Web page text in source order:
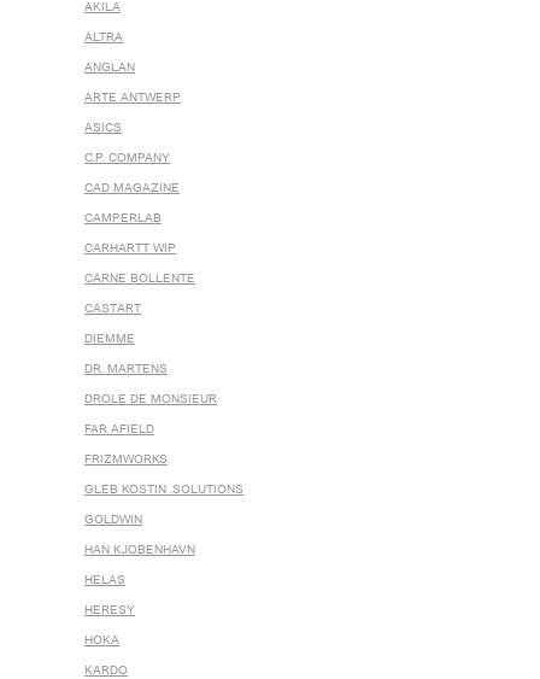
AKILA
ALTRA
ANGLAN
ARTE ANTWERP
ASICS
C.P. COMPANY
CAD MAGAZINE
CAMPERLAB
CARHARTT WIP
CARNE BOLLENTE
CASTART
DIEMME
DR. MARTENS
DROLE DE MONSIEUR
FAR AFIELD
FRIZMWORKS
GLEB KOSTIN .SOLUTIONS
GOLDWIN
HAN KJOBENHAVN
HELAS
HERESY
HOKA
KARDO